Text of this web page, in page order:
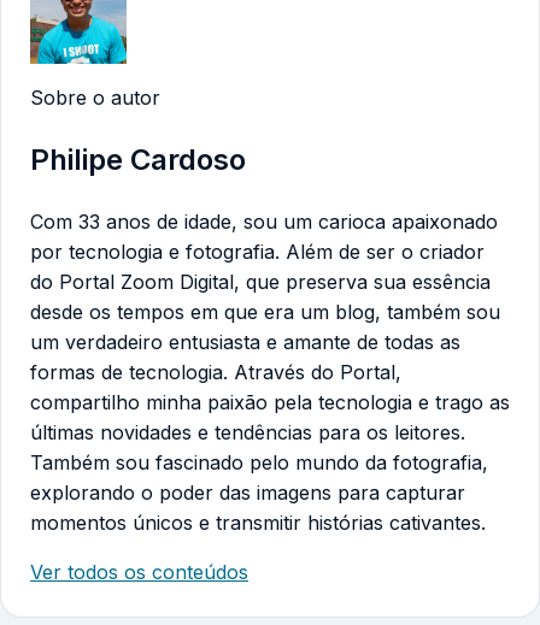
Sobre o autor
Philipe Cardoso
Com 33 anos de idade, sou um carioca apaixonado
por tecnologia e fotografia. Além de ser o criador
do Portal Zoom Digital, que preserva sua essência
desde os tempos em que era um blog, também sou
um verdadeiro entusiasta e amante de todas as
formas de tecnologia. Através do Portal,
compartilho minha paixão pela tecnologia e trago as
últimas novidades e tendências para os leitores.
Também sou fascinado pelo mundo da fotografia,
explorando o poder das imagens para capturar
momentos únicos e transmitir histórias cativantes.
Ver todos os conteúdos